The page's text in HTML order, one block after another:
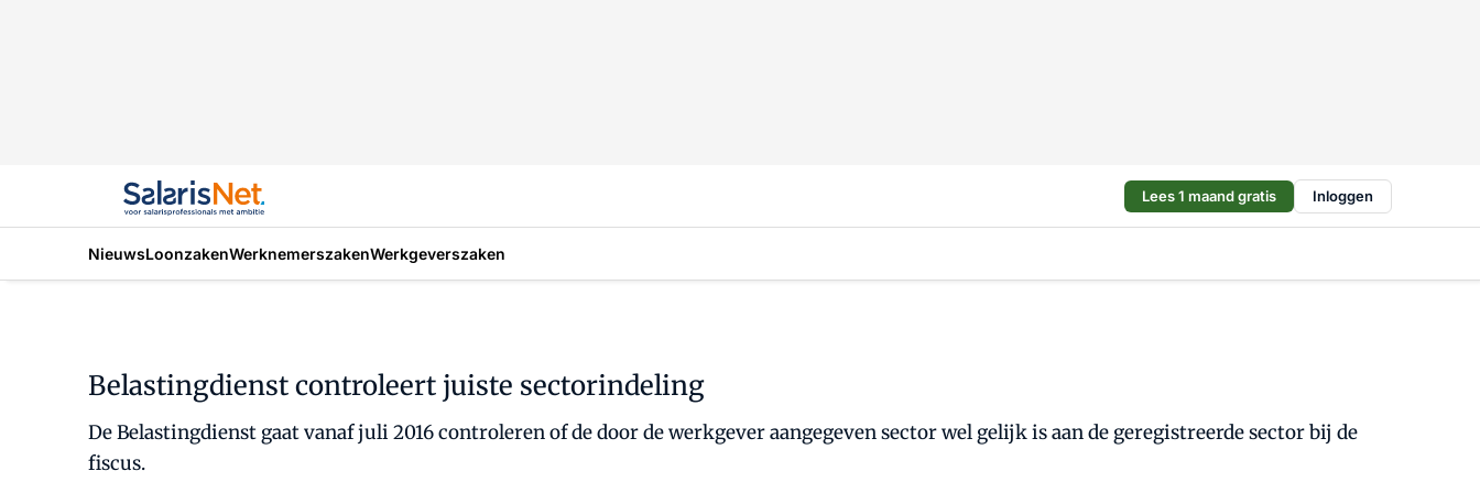
Lees 1 maand gratis Inloggen
NieuwsLoonzakenWerknemerszakenWerkgeverszaken
Belastingdienst controleert juiste sectorindeling
De Belastingdienst gaat vanaf juli 2016 controleren of de door de werkgever aangegeven sector wel gelijk is aan de geregistreerde sector bij de
fiscus.